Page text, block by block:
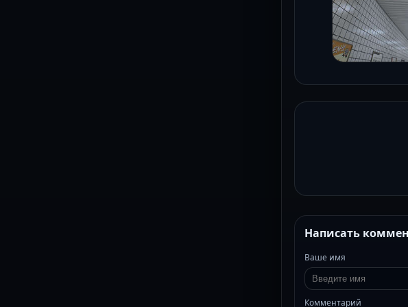
Написать
Ваше имя
Комментарий